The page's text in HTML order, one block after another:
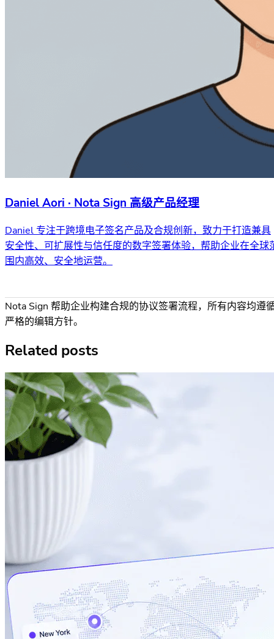
Daniel Aori · Nota Sign 高级产品经理
Daniel 专注于跨境电子签名产品及合规创新，致力于打造兼具
安全性、可扩展性与信任度的数字签署体验，帮助企业在全球
围内高效、安全地运营。
Nota Sign 帮助企业构建合规的协议签署流程，所有内容均遵
严格的编辑方针。
Related posts